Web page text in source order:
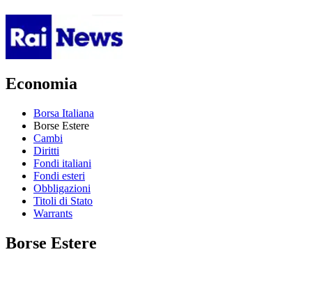
Economia
Borsa Italiana
Borse Estere
Cambi
Diritti
Fondi italiani
Fondi esteri
Obbligazioni
Titoli di Stato
Warrants
Borse Estere